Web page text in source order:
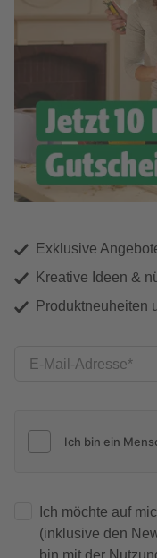
Exklusive
Kreative Ideen &
Produktneuheiten
E-Mail-Adresse
Ich möchte auf
(inklusive den